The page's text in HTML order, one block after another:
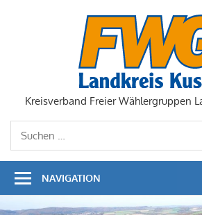
Kreisverband Freier Wählergruppen
NAVIGATION